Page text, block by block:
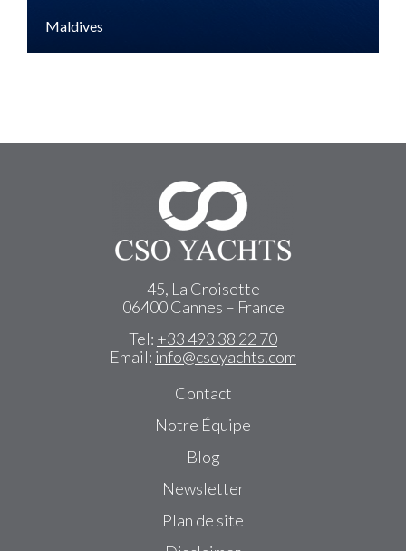
Maldives
45, La Croisette
06400 Cannes – France
Tel: +33 493 38 22 70
Email: info@csoyachts.com
Contact
Notre Équipe
Blog
Newsletter
Plan de site